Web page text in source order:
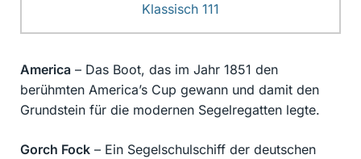
Klassisch 111
America – Das Boot, das im Jahr 1851 den
berühmten America’s Cup gewann und damit den
Grundstein für die modernen Segelregatten legte.
Gorch Fock – Ein Segelschulschiff der deutschen